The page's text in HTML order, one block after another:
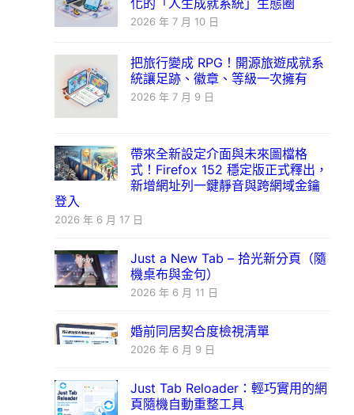
化的「人生成就系統」生態圈
2026 年 7 月 10 日
把旅行變成 RPG！開源旅遊成就系
統讓足跡、徽章、等級一次擁有
2026 年 7 月 9 日
帶來全新設定介面與未來圖檔格
式！Firefox 152 穩定版正式釋出，
新增網址列一鍵靜音與跨網域金鑰
登入
2026 年 6 月 17 日
Just a New Tab – 拾光新分頁（隨
機桌布與金句）
2026 年 6 月 11 日
婚前同居契合度檢視清單
2026 年 6 月 9 日
Just Tab Reloader：輕巧實用的網
頁隨機自動重整工具